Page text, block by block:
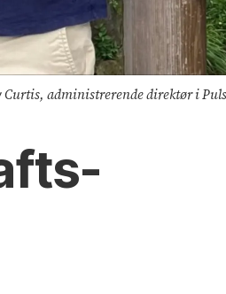
administrerende direktør i